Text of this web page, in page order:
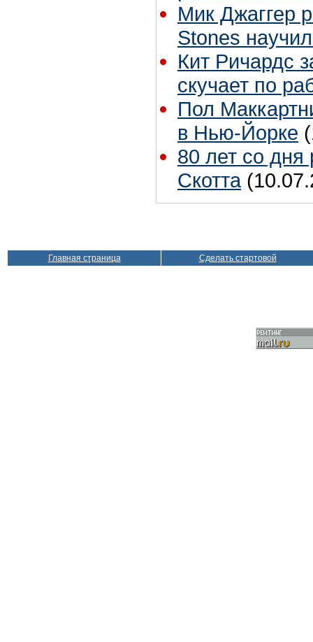
Мик Джаггер
Stones
Кит Ричардс
скучает по
Пол
в Нью-Йорке
80 лет со
Скотта
Главная страница Сделать стартовой